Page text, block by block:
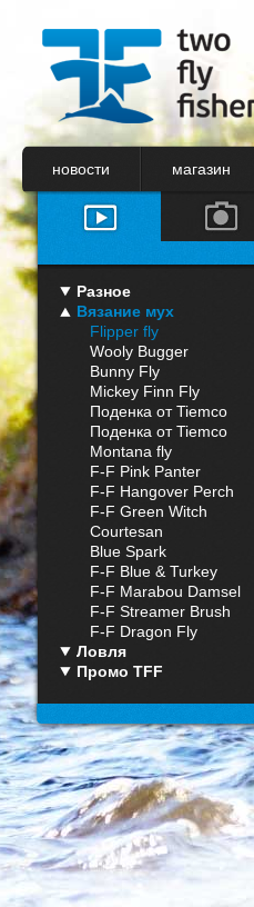
новости магазин
Разное
Вязание мух
Flipper fly
Wooly Bugger
Bunny Fly
Mickey Finn Fly
Поденка от Tiemco
часть I
Поденка от Tiemco
часть II
Montana fly
F-F Pink Panter
F-F Hangover Perch
F-F Green Witch
Courtesan
Blue Spark
F-F Blue & Turkey
F-F Marabou Damsel
F-F Streamer Brush
Minnow
F-F Dragon Fly
Ловля
Промо TFF